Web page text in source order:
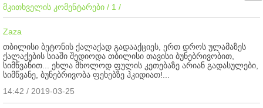
მკითხველის კომენტარები / 1 /
Zaza
თბილისი ბეტონის ქალაქად გადააქციეს, ერთ დროს ულამაზეს
ქალაქების სიაში შედიოდა თბილისი თავისი ბუნებრივობით,
სიმწვანით... ეხლა მხოლოდ ფულის კეთებაზე არიან გადასულები,
სიმწვანე, ბუნებრივობა ფეხებზე ჰკიდიათ!...
14:42 / 2019-03-25